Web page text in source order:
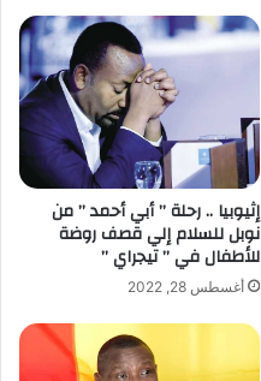
إثيوبيا .. رحلة ” أبي أحمد ” من
نوبل للسلام إلي قصف روضة
للأطفال في ” تيجراي ”
أغسطس 28, 2022